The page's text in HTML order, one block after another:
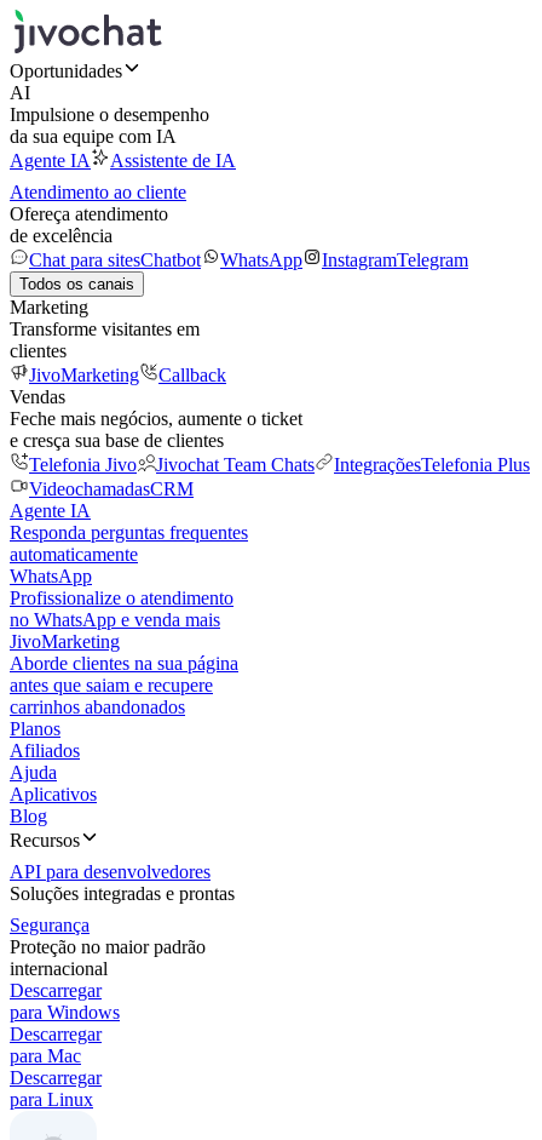
Oportunidades
AI
Impulsione o desempenho
da sua equipe com IA
Agente IA
Assistente de IA
Atendimento ao cliente
Ofereça atendimento
de excelência
Chat para sitesChatbot WhatsApp InstagramTelegram
Todos os canais
Marketing
Transforme visitantes em
clientes
JivoMarketing
Callback
Vendas
Feche mais negócios, aumente o ticket
e cresça sua base de clientes
Telefonia Jivo
Jivochat Team Chats IntegraçõesTelefonia Plus
VideochamadasCRM
Agente IA
Responda perguntas frequentes
automaticamente
WhatsApp
Profissionalize o atendimento
no WhatsApp e venda mais
JivoMarketing
Aborde clientes na sua página
antes que saiam e recupere
carrinhos abandonados
Planos
Afiliados
Ajuda
Aplicativos
Blog
Recursos
API para desenvolvedores
Soluções integradas e prontas
Segurança
Proteção no maior padrão
internacional
Descarregar
para Windows
Descarregar
para Mac
Descarregar
para Linux